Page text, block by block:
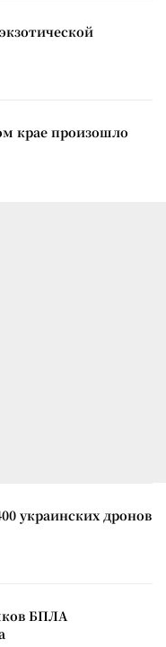
крае произошло
украинских дронов
БПЛА